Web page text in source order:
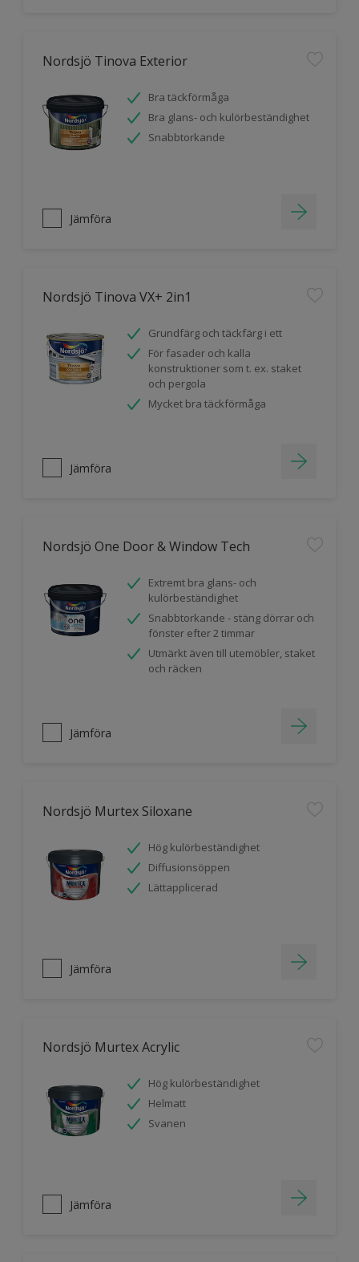
Nordsjö Tinova Exterior
Bra täckförmåga
Bra glans- och kulörbeständighet
Snabbtorkande
Jämföra
Nordsjö Tinova VX+ 2in1
Grundfärg och täckfärg i ett
För fasader och kalla
konstruktioner som t. ex. staket
och pergola
Mycket bra täckförmåga
Jämföra
Nordsjö One Door & Window Tech
Extremt bra glans- och
kulörbeständighet
Snabbtorkande - stäng dörrar och
fönster efter 2 timmar
Utmärkt även till utemöbler, staket
och räcken
Jämföra
Nordsjö Murtex Siloxane
Hög kulörbeständighet
Diffusionsöppen
Lättapplicerad
Jämföra
Nordsjö Murtex Acrylic
Hög kulörbeständighet
Helmatt
Svanen
Jämföra